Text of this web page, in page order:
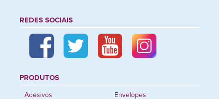
REDES SOCIAIS
PRODUTOS
Adesivos Envelopes